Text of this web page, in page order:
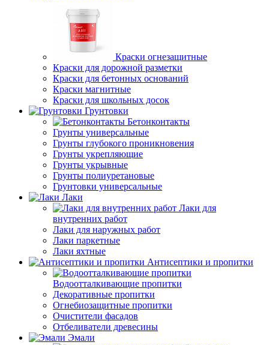
Краски огнезащитные
Краски для дорожной разметки
Краски для бетонных оснований
Краски магнитные
Краски для школьных досок
Грунтовки
Бетонконтакты
Грунты универсальные
Грунты глубокого проникновения
Грунты укрепляющие
Грунты укрывные
Грунты полиуретановые
Грунтовки универсальные
Лаки
Лаки для
внутренних работ
Лаки для наружных работ
Лаки паркетные
Лаки яхтные
Антисептики и пропитки
Водоотталкивающие пропитки
Декоративные пропитки
Огнебиозащитные пропитки
Очистители фасадов
Отбеливатели древесины
Эмали